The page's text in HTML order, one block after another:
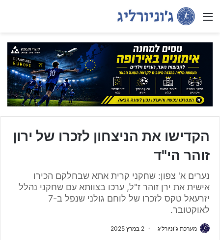
Menu
הקדישו את הניצחון לזכרו של ירון
זוהר הי"ד
נערים א' צפון: שחקני קרית אתא שבחלקם הכירו
אישית את ירן זוהר ז"ל, ערכו בצוותא עם שחקני נהלל
יזרעאל טקס לזכרו של לוחם גולני שנפל ב-7
לאוקטובר.
מערכת ג'וניורליג 2 במרץ 2025